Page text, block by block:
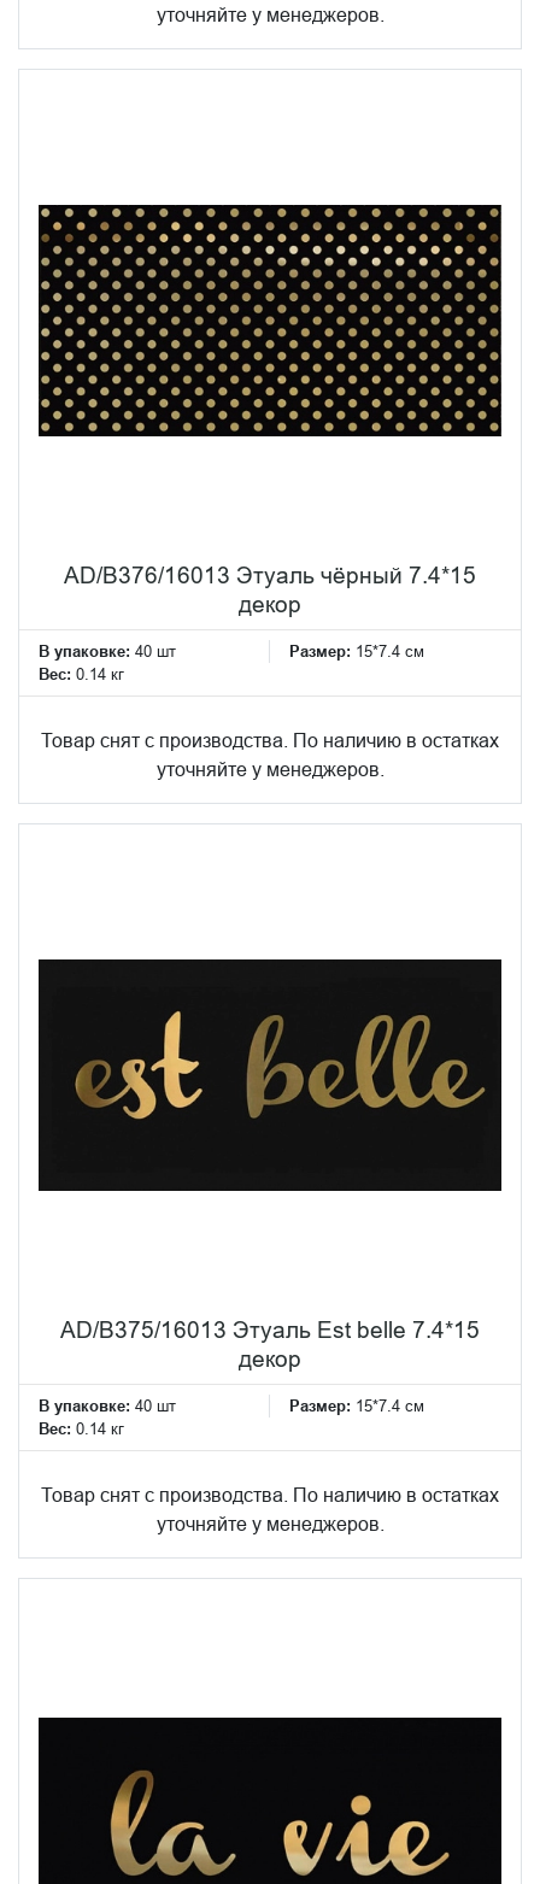
уточняйте у менеджеров.
AD/B376/16013 Этуаль чёрный 7.4*15
декор
В упаковке: 40 шт Размер: 15*7.4 см
Вес: 0.14 кг
Товар снят с производства. По наличию в остатках
уточняйте у менеджеров.
AD/B375/16013 Этуаль Est belle 7.4*15
декор
В упаковке: 40 шт Размер: 15*7.4 см
Вес: 0.14 кг
Товар снят с производства. По наличию в остатках
уточняйте у менеджеров.